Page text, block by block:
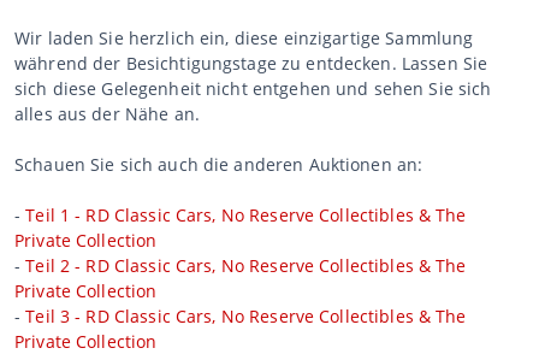
Wir laden Sie herzlich ein, diese einzigartige Sammlung
während der Besichtigungstage zu entdecken. Lassen Sie
sich diese Gelegenheit nicht entgehen und sehen Sie sich
alles aus der Nähe an.
Schauen Sie sich auch die anderen Auktionen an:
-Teil 1 - RD Classic Cars, No Reserve Collectibles & The
Private Collection
-Teil 2 - RD Classic Cars, No Reserve Collectibles & The
Private Collection
-Teil 3 - RD Classic Cars, No Reserve Collectibles & The
Private Collection